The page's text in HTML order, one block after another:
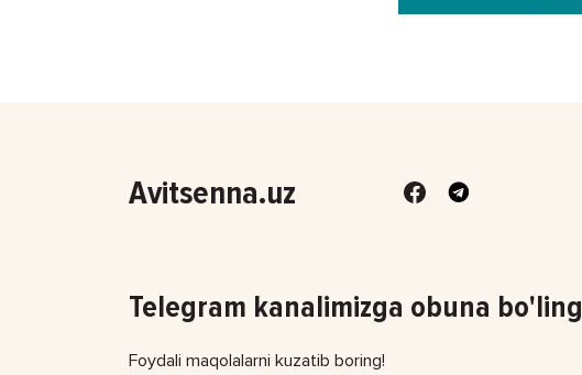
Avitsenna.uz
Telegram kanalimizga obuna bo'ling
Foydali maqolalarni kuzatib boring!